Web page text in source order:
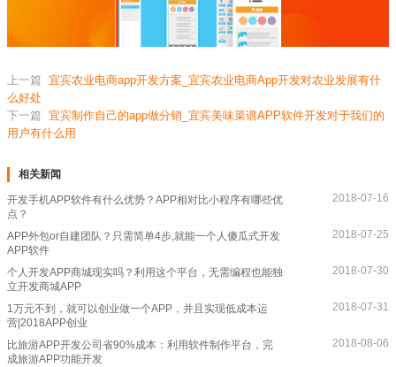
上一篇 宜宾农业电商app开发方案_宜宾农业电商App开发对农业发展有什
么好处
下一篇 宜宾制作自己的app做分销_宜宾美味菜谱APP软件开发对于我们的
用户有什么用
相关新闻
开发手机APP软件有什么优势？APP相对比小程序有哪些优
点？
2018-07-16
APP外包or自建团队？只需简单4步,就能一个人傻瓜式开发
APP软件
2018-07-25
个人开发APP商城现实吗？利用这个平台，无需编程也能独
立开发商城APP
2018-07-30
1万元不到，就可以创业做一个APP，并且实现低成本运
营|2018APP创业
2018-07-31
比旅游APP开发公司省90%成本：利用软件制作平台，完
成旅游APP功能开发
2018-08-06